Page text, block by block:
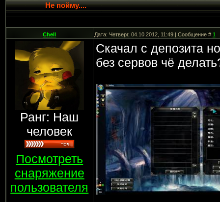
Не пойму....
Chell Дата: Четверг, 04.10.2012, 11:49 | Сообщение #1
Ранг: Наш
человек
Посмотреть
снаряжение
пользователя
Скачал с депозита
без сервов чё